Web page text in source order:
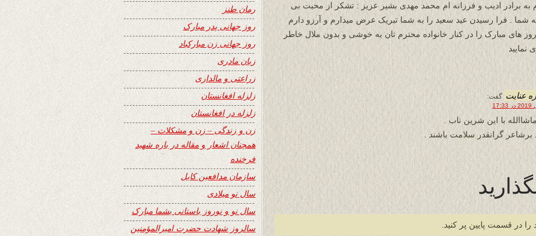
به برادر ادیب و فرزانه ام محمد مهدی بشیر عزیز : تشکر از محبت بی
شما . فرا رسیدن عید سعید را به شما تبریک عرض میدارم و آرزو دارم
های مبارک را در کنار خانواده محترم تان به خوشی و بدون ملال خاطر
نمایید
عنایت گفت:
با این شرین ناب .
برشاعر گرانقدر سلامت باشند .
در قسمت پایین پر کنید.
رمان طنز
روز جهانی پدر مبارک
روز جهانی زن مبارکباد
زبان مادری
زراعتی و مالداری
زلزله افغانستان
زلزله در افغانستان
زن و زندگی – زن و مشکلات –
همچنان اشعار و مقاله در باره شهید
فرخنده
سازمان مدافعین کابل
سال نو میلادی
سال نو و نوروز باستانی بشما مبارک
سالروز شهادت حضرت امیرالمؤمنین